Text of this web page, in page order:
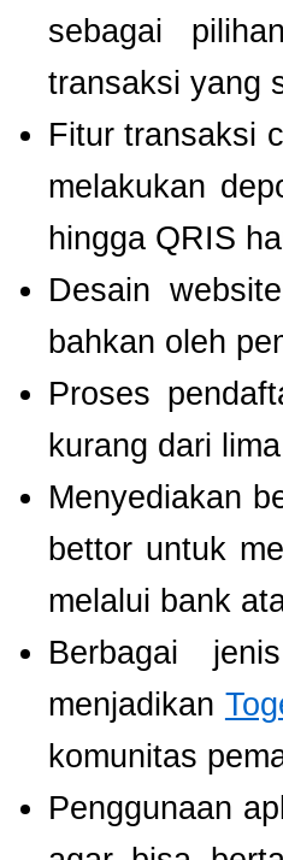
sebagai
transaksi yang
Fitur transaksi
melakukan
hingga QRIS
Desain
bahkan oleh
Proses
kurang dari
Menyediakan
bettor untuk
melalui bank
Berbagai
menjadikan
komunitas
Penggunaan